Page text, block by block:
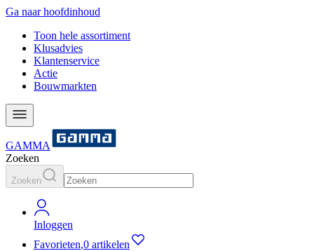
Ga naar hoofdinhoud
Toon hele assortiment
Klusadvies
Klantenservice
Actie
Bouwmarkten
GAMMA
Zoeken
Zoeken
Inloggen
Favorieten,0 artikelen